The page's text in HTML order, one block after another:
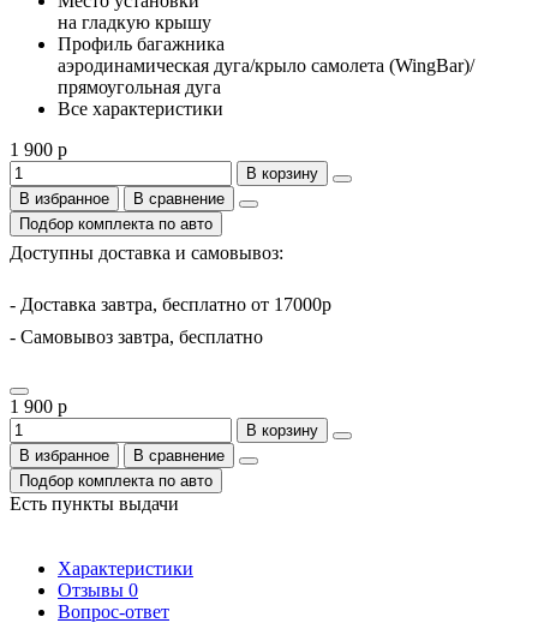
на гладкую крышу
Профиль багажника
аэродинамическая дуга/крыло самолета (WingBar)/
прямоугольная дуга
Все характеристики
1 900 р
В корзину
В избранное
В сравнение
Подбор комплекта по авто
Доступны доставка и самовывоз:
- Доставка завтра, бесплатно от 17000р
- Самовывоз завтра, бесплатно
1 900 р
В корзину
В избранное
В сравнение
Подбор комплекта по авто
Есть пункты выдачи
Характеристики
Отзывы 0
Вопрос-ответ